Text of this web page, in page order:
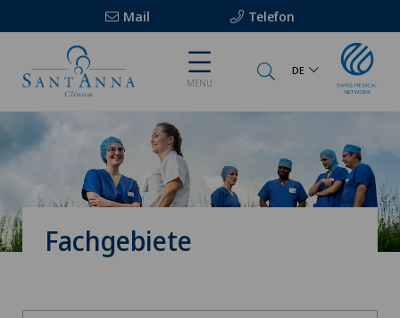
Mail Telefon
MENU
DE
Fachgebiete